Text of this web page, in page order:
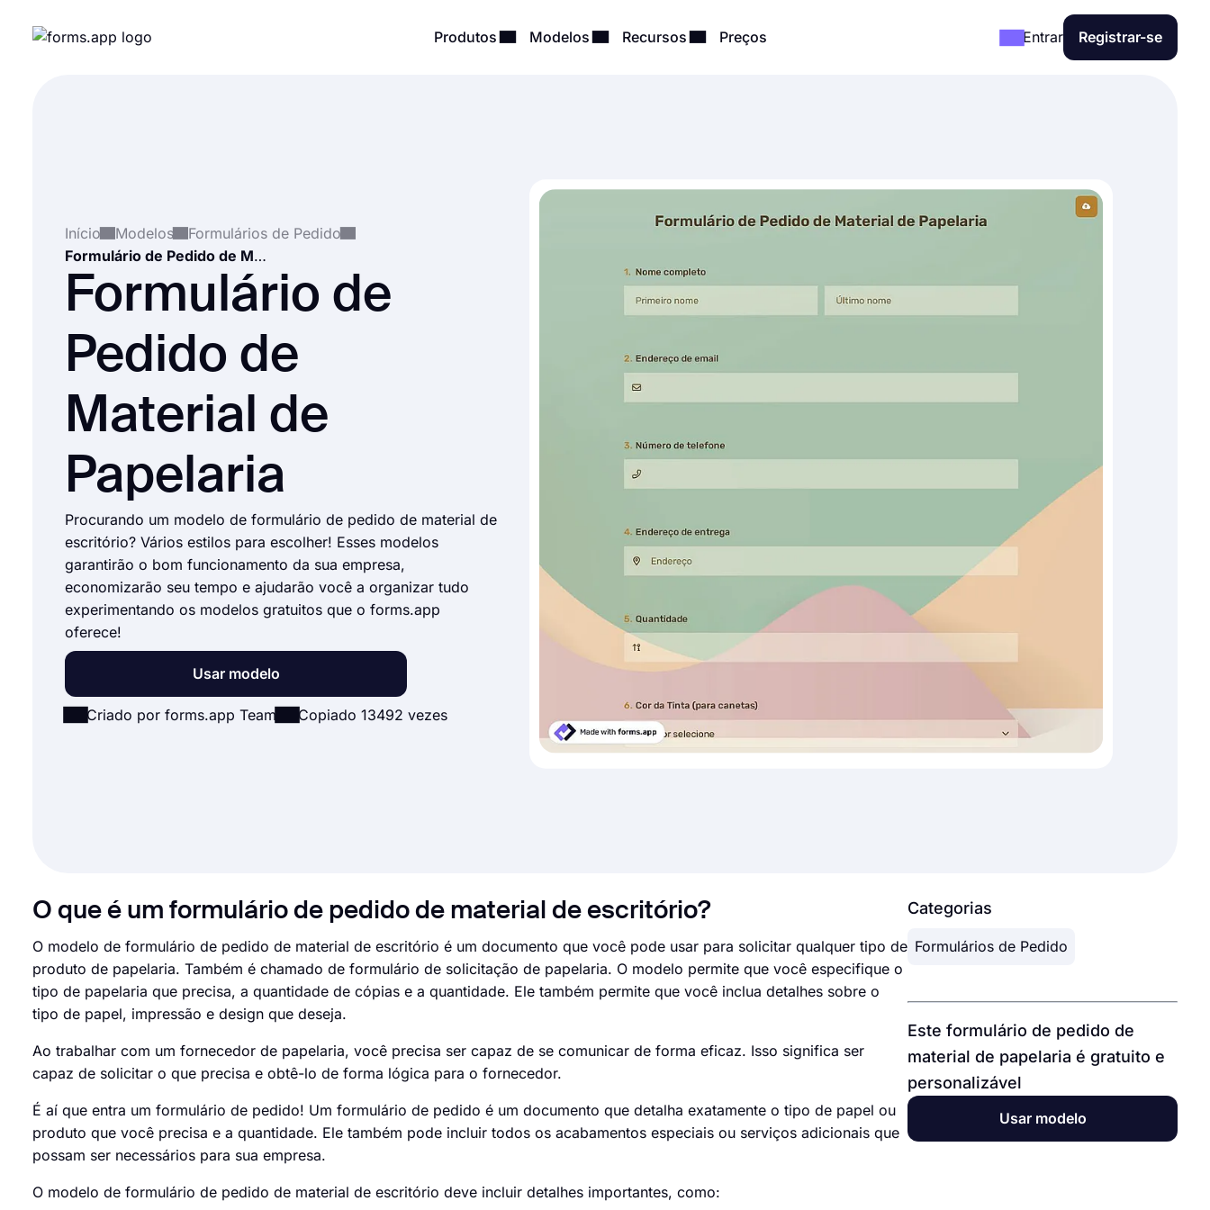
Produtos Modelos Recursos Preços Entrar Registrar-se
Início Modelos
Formulários de Pedido
Formulário de Pedido de Material de Papelaria
Formulário de
Pedido de
Material de
Papelaria
Procurando um modelo de formulário de pedido de material de
escritório? Vários estilos para escolher! Esses modelos
garantirão o bom funcionamento da sua empresa,
economizarão seu tempo e ajudarão você a organizar tudo
experimentando os modelos gratuitos que o forms.app
oferece!
Usar modelo
Criado por forms.app Team Copiado 13492 vezes
O que é um formulário de pedido de material de escritório?
O modelo de formulário de pedido de material de escritório é um documento que você pode usar para solicitar qualquer tipo de
produto de papelaria. Também é chamado de formulário de solicitação de papelaria. O modelo permite que você especifique o
tipo de papelaria que precisa, a quantidade de cópias e a quantidade. Ele também permite que você inclua detalhes sobre o
tipo de papel, impressão e design que deseja.
Ao trabalhar com um fornecedor de papelaria, você precisa ser capaz de se comunicar de forma eficaz. Isso significa ser
capaz de solicitar o que precisa e obtê-lo de forma lógica para o fornecedor.
É aí que entra um formulário de pedido! Um formulário de pedido é um documento que detalha exatamente o tipo de papel ou
produto que você precisa e a quantidade. Ele também pode incluir todos os acabamentos especiais ou serviços adicionais que
possam ser necessários para sua empresa.
O modelo de formulário de pedido de material de escritório deve incluir detalhes importantes, como:
Categorias
Formulários de Pedido
Este formulário de pedido de
material de papelaria é gratuito e
personalizável
Usar modelo